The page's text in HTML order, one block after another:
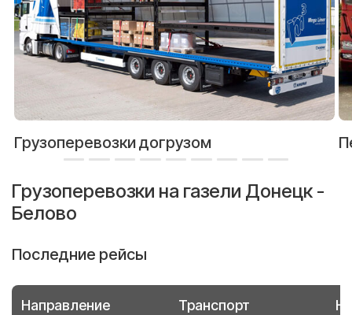
Грузоперевозки догрузом
Грузоперевозки на газели Донецк -
Белово
Последние рейсы
Направление Транспорт